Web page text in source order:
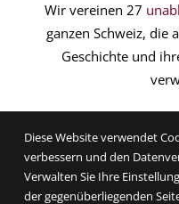
Wir vereinen 27
ganzen Schweiz, die
Geschichte und
Diese Website verwendet
verbessern und den
Verwalten Sie Ihre
der gegenüberliegenden